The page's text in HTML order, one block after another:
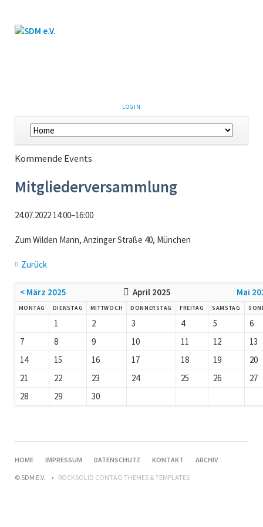
LOGIN
Kommende Events
Mitgliederversammlung
24.07.2022 14:00–16:00
Zum Wilden Mann, Anzinger Straße 40, München
Zurück
< März 2025 April 2025 Mai
MONTAG DIENSTAG MITTWOCH DONNERSTAG FREITAG SAMSTAG
1 2 3 4 5
6
7
8 9 10 11 12
13
14
15 16 17 18 19
20
21
22 23 24 25 26
27
28
29 30
HOME IMPRESSUM DATENSCHUTZ KONTAKT
ARCHIV
© SDM E.V.
ROCKSOLID CONTAO THEMES & TEMPLATES